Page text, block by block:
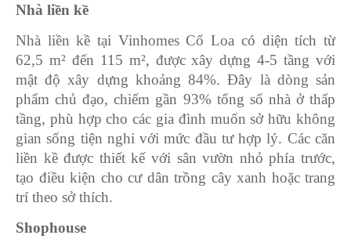
Nhà liền kề
Nhà liền kề tại Vinhomes Cổ Loa có diện tích từ
62,5 m² đến 115 m², được xây dựng 4-5 tầng với
mật độ xây dựng khoảng 84%. Đây là dòng sản
phẩm chủ đạo, chiếm gần 93% tổng số nhà ở thấp
tầng, phù hợp cho các gia đình muốn sở hữu không
gian sống tiện nghi với mức đầu tư hợp lý. Các căn
liền kề được thiết kế với sân vườn nhỏ phía trước,
tạo điều kiện cho cư dân trồng cây xanh hoặc trang
trí theo sở thích.
Shophouse